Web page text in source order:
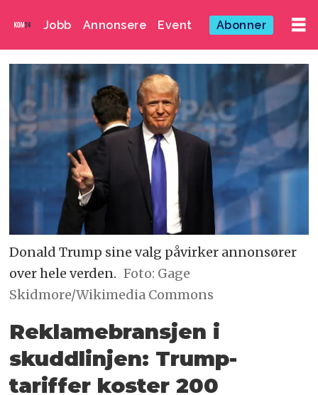
Jobb Annonsere Event Abonner
Donald Trump sine valg påvirker annonsører
over hele verden. Foto: Gage
Skidmore/Wikimedia Commons
Reklamebransjen i
skuddlinjen: Trump-
tariffer koster 200